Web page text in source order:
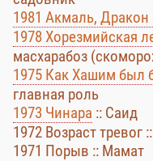
1981 Акмаль,
1978 Хорезмийская
масхарабоз
1975 Как Хашим был
главная роль
1973 Чинара :: Саид
1972 Возраст тревог
1971 Порыв :: Мамат